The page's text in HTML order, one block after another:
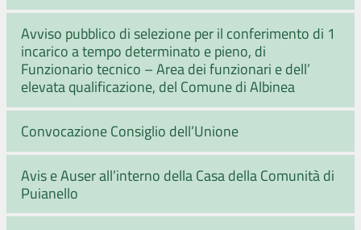
Avviso pubblico di selezione per il conferimento di 1
incarico a tempo determinato e pieno, di
Funzionario tecnico – Area dei funzionari e dell’
elevata qualificazione, del Comune di Albinea
Convocazione Consiglio dell’Unione
Avis e Auser all’interno della Casa della Comunità di
Puianello